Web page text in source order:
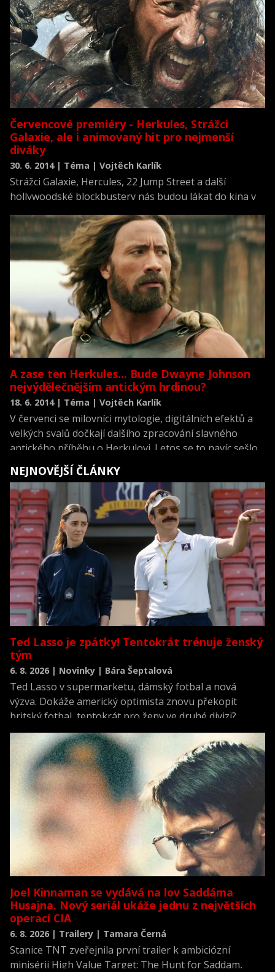
Červencové premiéry - Herkules, Strážci
Galaxie, ale i animovaný hit pro nejmenší
diváky
30. 6. 2014 | Téma | Vojtěch Karlík
Strážci Galaxie, Hercules, 22 Jump Street a další
hollywoodské blockbustery nás budou lákat do kina v
lepší a určitě také lákavější snímky než červen, což je
rozhodně pozitivní. Přinášíme vám několik tipů, které
by vám určitě neměly uniknout, pokud se řadíte k
pravidelným i občasným návštěvníkům kin.
A zase ten Herkules... Bude Dwayne Johnson
nejvýdělečnějším antickým hrdinou?
18. 6. 2014 | Téma | Vojtěch Karlík
V červenci se milovníci mytologie, digitálních efektů a
velkých svalů dočkají dalšího zpracování slavného
antického příběhu o Herkulovi. Letos se to navíc sešlo
tak příhodně, že příběh o hrdinovi, kterého počal
samotný bůh Zeus s lidskou princeznou Alkménou,
dorazí do kin již podruhé. Ve filmu Herkules: Zrození
legendy si mýtického svalovce zahrál Kellan Lutz. V
novém snímku Hercules si titulní roli střihl stále
populárnější Dwayne Johnson.
NEJNOVĚJŠÍ ČLÁNKY
Ted Lasso je zpátky! Tentokrát trénuje ženský
tým
6. 8. 2026 | Novinky | Bára Šeptalová
Ted Lasso v supermarketu, dámský fotbal a nová
výzva. Dokáže americký optimista znovu překopit
britský fotbal, tentokrát pro ženy ve druhé divizi?
Joel Kinnaman se vydává na lov Saddáma
Husajna. Nový seriál ukáže jednu z největších
operací CIA
6. 8. 2026 | Trailery | Tamara Černá
Stanice TNT zveřejnila první trailer k ambiciózní
minisérii High Value Target: The Hunt for Saddam,